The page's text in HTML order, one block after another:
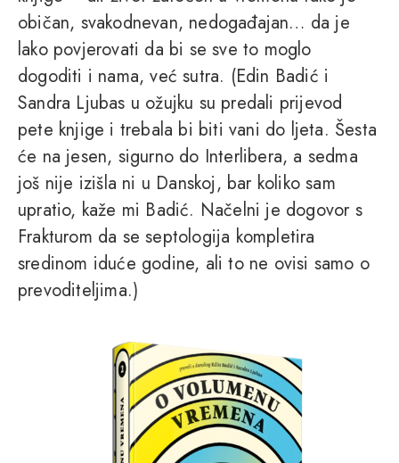
običan, svakodnevan, nedogađajan… da je
lako povjerovati da bi se sve to moglo
dogoditi i nama, već sutra. (Edin Badić i
Sandra Ljubas u ožujku su predali prijevod
pete knjige i trebala bi biti vani do ljeta. Šesta
će na jesen, sigurno do Interlibera, a sedma
još nije izišla ni u Danskoj, bar koliko sam
upratio, kaže mi Badić. Načelni je dogovor s
Frakturom da se septologija kompletira
sredinom iduće godine, ali to ne ovisi samo o
prevoditeljima.)